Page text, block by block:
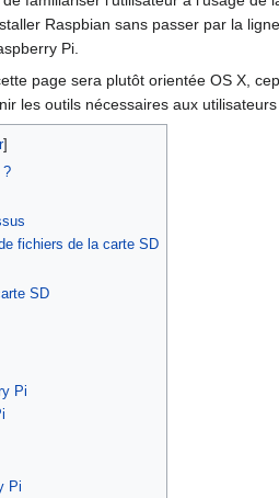
Raspbian sans passer par la
Pi.
page sera plutôt orientée OS X,
les outils nécessaires aux
?
fichiers de la carte SD
SD
Pi
Pi